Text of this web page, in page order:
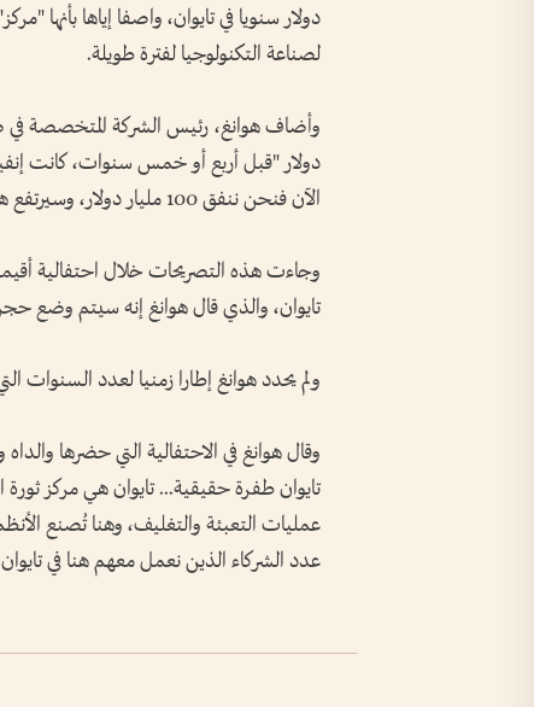
دولار سنويا في تايوان، واصفا إياها بأنها
لصناعة التكنولوجيا لفترة طويلة.
وأضاف ⁠هوانغ، رئيس الشركة المتخصصة في
الآن فنحن ننفق 100 مليار ‌دولار، وسيرتفع هذا الرقم إلى ‌150 مليار دولار سنويا".
وجاءت ‌هذه التصريحات خلال احتفالية أقيمت
تايوان، والذي قال ⁠هوانغ إنه سيتم وضع حجر
ولم ⁠يحدد هوانغ إطارا زمنيا لعدد السنوات التي تعتزم
وقال هوانغ في الاحتفالية التي حضرها
تايوان طفرة حقيقية... تايوان هي مركز ثورة
عمليات ​التعبئة والتغليف، وهنا تُصنع
عدد الشركاء الذين نعمل معهم هنا في